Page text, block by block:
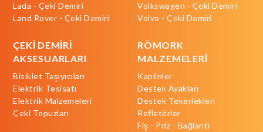
Lada - Çeki Demiri
Land Rover - Çeki Demiri
Volkswagen - Çeki Demiri
Volvo - Çeki Demiri
ÇEKİ DEMİRİ
AKSESUARLARI
Bisiklet Taşıyıcıları
Elektrik Tesisatı
Elektrik Malzemeleri
Çeki Topuzları
RÖMORK
MALZEMELERİ
Kaplinler
Destek Ayakları
Destek Tekerlekleri
Refletörler
Fiş - Priz - Bağlantı